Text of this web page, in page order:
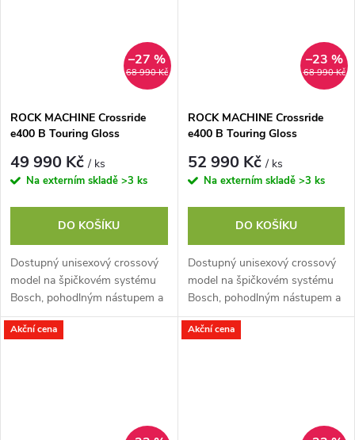
68 990 Kč
–27 %
ROCK MACHINE Crossride
e400 B Touring Gloss
49 990 Kč/ ks
Na externím skladě >3 ks
DO KOŠÍKU
Dostupný unisexový crossový
model na špičkovém systému
Bosch, pohodlným nástupem a
plnou výbavou pro dlouhé
výlety na cyklostezkách nebo
68 990 Kč
–23 %
ROCK MACHINE Crossride
e400 B Touring Gloss
52 990 Kč/ ks
Na externím skladě >3 ks
DO KOŠÍKU
Dostupný unisexový crossový
model na špičkovém systému
Bosch, pohodlným nástupem a
plnou výbavou pro dlouhé
výlety na cyklostezkách nebo
Akční cena Akční cena